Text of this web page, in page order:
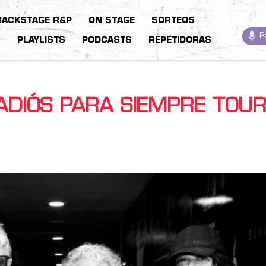
R&P ON STAGE SORTEOS
PLAYLISTS PODCASTS REPETIDORAS
PARA SIEMPRE TOUR